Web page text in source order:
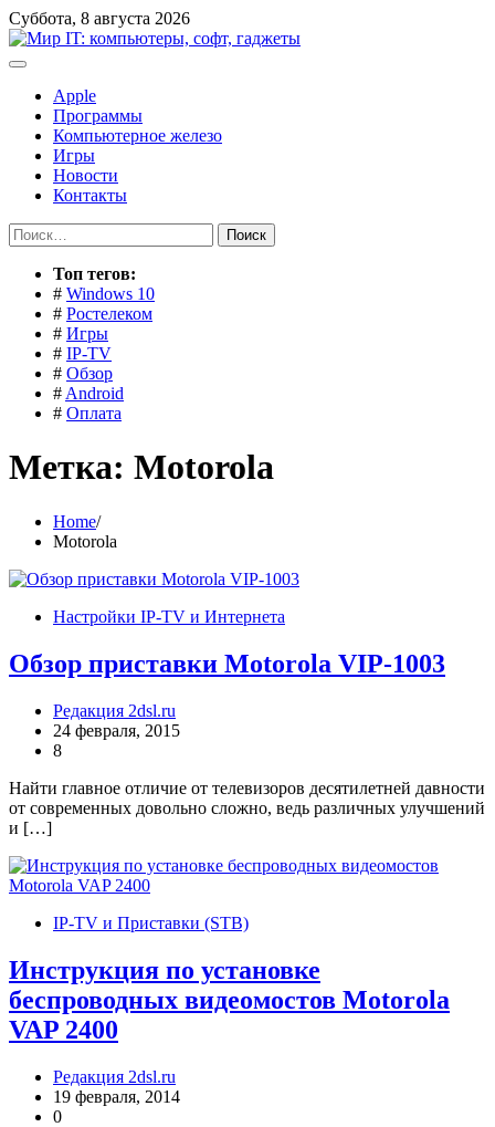
Перейти
к
содержимому
Суббота, 8 августа 2026
Apple
Программы
Компьютерное железо
Игры
Новости
Контакты
Найти:
Toп тегов:
# Windows 10
# Ростелеком
# Игры
# IP-TV
# Обзор
# Android
# Оплата
Метка: Motorola
Home
Motorola
Настройки IP-TV и Интернета
Обзор приставки Motorola VIP-1003
Редакция 2dsl.ru
24 февраля, 2015
8
Найти главное отличие от телевизоров десятилетней давности
от современных довольно сложно, ведь различных улучшений
и […]
IP-TV и Приставки (STB)
Инструкция по установке
беспроводных видеомостов Motorola
VAP 2400
Редакция 2dsl.ru
19 февраля, 2014
0